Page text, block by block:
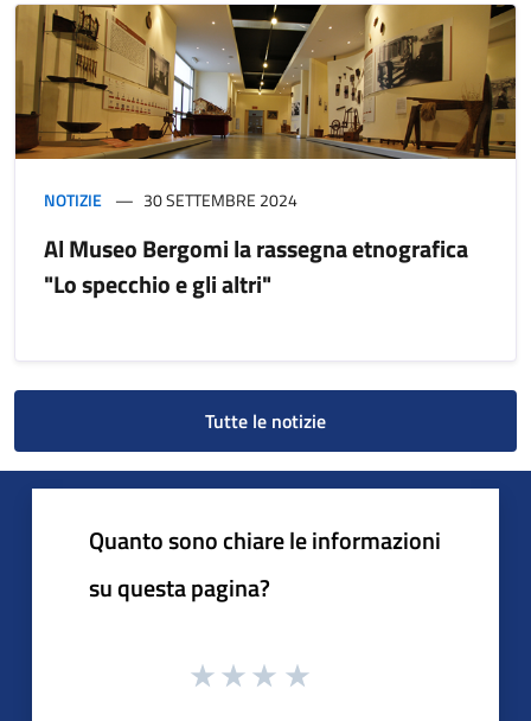
NOTIZIE 30 SETTEMBRE 2024
Al Museo Bergomi la rassegna etnografica
"Lo specchio e gli altri"
Tutte le notizie
Quanto sono chiare le informazioni
su questa pagina?